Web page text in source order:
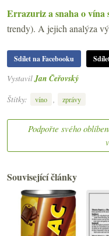
Errazuriz a snaha o vína
trendy). A jejich analýza
Sdílet na Facebooku
Vystavil Jan Čeřovský
Štítky:
víno , zprávy
Podpořte svého
Související články